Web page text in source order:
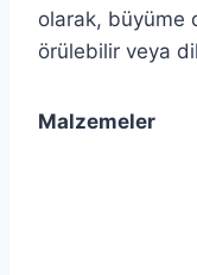
olarak, büyüme
örülebilir veya
Malzemeler